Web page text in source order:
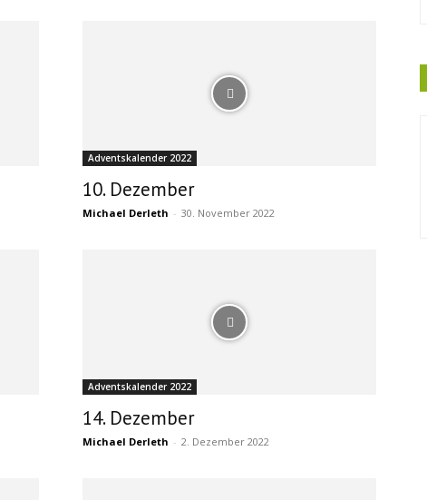
Adventskalender 2022
10. Dezember
Michael Derleth - 30. November 2022
Adventskalender 2022
14. Dezember
Michael Derleth - 2. Dezember 2022